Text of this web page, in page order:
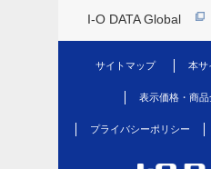
I-O DATA Global
サイトマップ 本サ
表示価格・商
プライバシーポリシー